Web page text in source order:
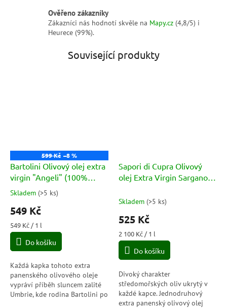
Ověřeno zákazníky
Zákazníci nás hodnotí skvěle na Mapy.cz (4,8/5) i
Heurece (99%).
Související produkty
599 Kč –8 %
Bartolini Olivový olej extra
virgin "Angeli" (100%
Italiano) - za studena
lisovaný 1L (
Průměrné
produktu
je
5,0
5
hvězdiček.
Skladem (>5 ks)
549 Kč
Měrná
cena:
549 Kč / 1 l
Do košíku
Každá kapka tohoto extra
panenského olivového oleje
vypráví příběh sluncem zalité
Umbrie, kde rodina Bartolini po
Sapori di Cupra Olivový
olej Extra Virgin Sargano
Skladem (>5 ks)
525 Kč
Měrná
cena:
2 100 Kč / 1 l
Do košíku
Divoký charakter
středomořských oliv ukrytý v
každé kapce. Jednodruhový
extra panenský olivový olej